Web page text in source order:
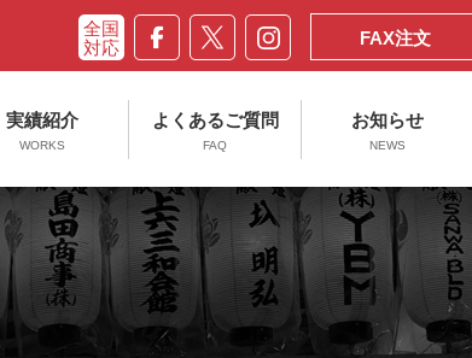
FAX注文
実績紹介
WORKS
よくあるご質問
FAQ
お知らせ
NEWS